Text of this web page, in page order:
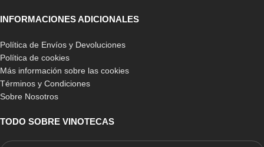
INFORMACIONES ADICIONALES
Política de Envíos y Devoluciones
Política de cookies
Más información sobre las cookies
Términos y Condiciones
Sobre Nosotros
TODO SOBRE VINOTECAS